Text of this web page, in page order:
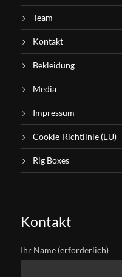
Team
Kontakt
Bekleidung
Media
Impressum
Cookie-Richtlinie (EU)
Rig Boxes
Kontakt
Ihr Name (erforderlich)